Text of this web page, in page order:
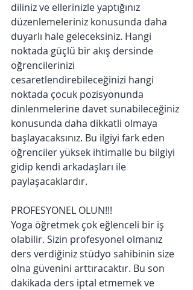
diliniz ve ellerinizle yaptığınız
düzenlemeleriniz konusunda daha
duyarlı hale geleceksiniz. Hangi
noktada güçlü bir akış dersinde
öğrencilerinizi
cesaretlendirebileceğinizi hangi
noktada çocuk pozisyonunda
dinlenmelerine davet sunabileceğiniz
konusunda daha dikkatli olmaya
başlayacaksınız. Bu ilgiyi fark eden
öğrenciler yüksek ihtimalle bu bilgiyi
gidip kendi arkadaşları ile
paylaşacaklardır.
PROFESYONEL OLUN!!!
Yoga öğretmek çok eğlenceli bir iş
olabilir. Sizin profesyonel olmanız
ders verdiğiniz stüdyo sahibinin size
olna güvenini arttıracaktır. Bu son
dakikada ders iptal etmemek ve